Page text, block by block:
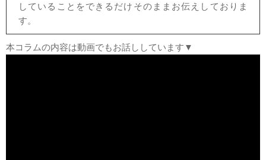
していることをできるだけそのままお伝えしておりま
す。
本コラムの内容は動画でもお話ししています▼